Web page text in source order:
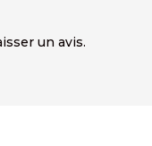
un avis.